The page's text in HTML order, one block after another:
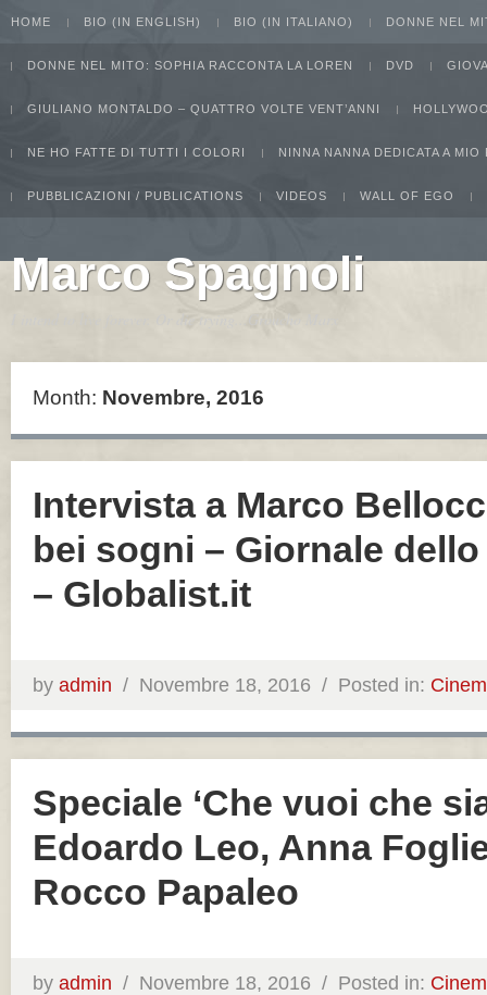
HOME BIO (IN ENGLISH) BIO (IN ITALIANO) DONNE NEL
DONNE NEL MITO: SOPHIA RACCONTA LA LOREN DVD
GIULIANO MONTALDO – QUATTRO VOLTE VENT’ANNI
NE HO FATTE DI TUTTI I COLORI NINNA NANNA DEDICATA A MIO
PUBBLICAZIONI / PUBLICATIONS VIDEOS WALL OF EGO
Marco Spagnoli
Month: Novembre, 2016
Intervista a Marco
bei sogni – Giornale
– Globalist.it
by admin / Novembre 18, 2016 / Posted in:
Speciale ‘Che vuoi che
Edoardo Leo, Anna
Rocco Papaleo
by admin / Novembre 18, 2016 / Posted in: